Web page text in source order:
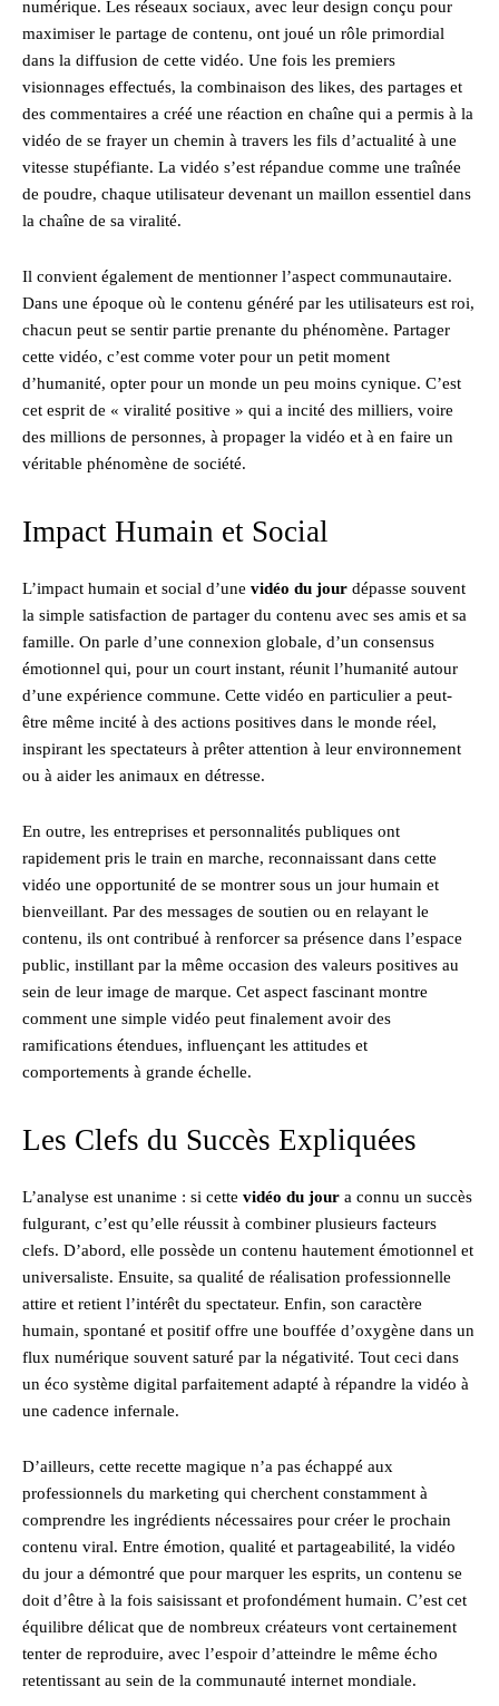
numérique. Les réseaux sociaux, avec leur design conçu pour
maximiser le partage de contenu, ont joué un rôle primordial
dans la diffusion de cette vidéo. Une fois les premiers
visionnages effectués, la combinaison des likes, des partages et
des commentaires a créé une réaction en chaîne qui a permis à la
vidéo de se frayer un chemin à travers les fils d’actualité à une
vitesse stupéfiante. La vidéo s’est répandue comme une traînée
de poudre, chaque utilisateur devenant un maillon essentiel dans
la chaîne de sa viralité.
Il convient également de mentionner l’aspect communautaire.
Dans une époque où le contenu généré par les utilisateurs est roi,
chacun peut se sentir partie prenante du phénomène. Partager
cette vidéo, c’est comme voter pour un petit moment
d’humanité, opter pour un monde un peu moins cynique. C’est
cet esprit de « viralité positive » qui a incité des milliers, voire
des millions de personnes, à propager la vidéo et à en faire un
véritable phénomène de société.
Impact Humain et Social
L’impact humain et social d’une vidéo du jour dépasse souvent
la simple satisfaction de partager du contenu avec ses amis et sa
famille. On parle d’une connexion globale, d’un consensus
émotionnel qui, pour un court instant, réunit l’humanité autour
d’une expérience commune. Cette vidéo en particulier a peut-
être même incité à des actions positives dans le monde réel,
inspirant les spectateurs à prêter attention à leur environnement
ou à aider les animaux en détresse.
En outre, les entreprises et personnalités publiques ont
rapidement pris le train en marche, reconnaissant dans cette
vidéo une opportunité de se montrer sous un jour humain et
bienveillant. Par des messages de soutien ou en relayant le
contenu, ils ont contribué à renforcer sa présence dans l’espace
public, instillant par la même occasion des valeurs positives au
sein de leur image de marque. Cet aspect fascinant montre
comment une simple vidéo peut finalement avoir des
ramifications étendues, influençant les attitudes et
comportements à grande échelle.
Les Clefs du Succès Expliquées
L’analyse est unanime : si cette vidéo du jour a connu un succès
fulgurant, c’est qu’elle réussit à combiner plusieurs facteurs
clefs. D’abord, elle possède un contenu hautement émotionnel et
universaliste. Ensuite, sa qualité de réalisation professionnelle
attire et retient l’intérêt du spectateur. Enfin, son caractère
humain, spontané et positif offre une bouffée d’oxygène dans un
flux numérique souvent saturé par la négativité. Tout ceci dans
un éco système digital parfaitement adapté à répandre la vidéo à
une cadence infernale.
D’ailleurs, cette recette magique n’a pas échappé aux
professionnels du marketing qui cherchent constamment à
comprendre les ingrédients nécessaires pour créer le prochain
contenu viral. Entre émotion, qualité et partageabilité, la vidéo
du jour a démontré que pour marquer les esprits, un contenu se
doit d’être à la fois saisissant et profondément humain. C’est cet
équilibre délicat que de nombreux créateurs vont certainement
tenter de reproduire, avec l’espoir d’atteindre le même écho
retentissant au sein de la communauté internet mondiale.